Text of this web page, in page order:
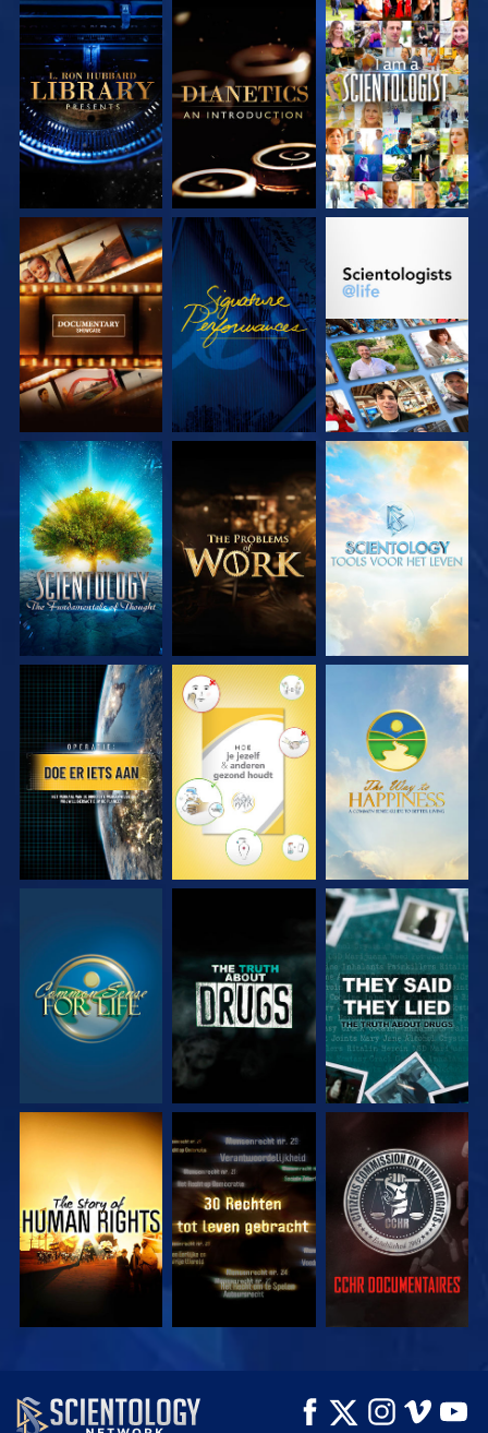
VERKEN DE SERIE VERKEN DE SERIE KIJK
VERKEN DE SERIE KIJK VERKEN DE SERIE
VERKEN DE SERIE VERKEN DE SERIE VERKEN DE SERIE
KIJK KIJK KIJK
KIJK KIJK KIJK
KIJK KIJK KIJK
KIJK VERKEN DE SERIE